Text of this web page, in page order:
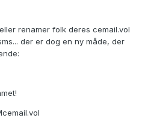
renamer folk deres cemail.vol
der er dog en ny måde, der